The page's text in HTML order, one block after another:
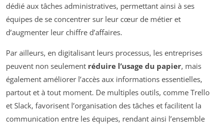
dédié aux tâches administratives, permettant ainsi à ses
équipes de se concentrer sur leur cœur de métier et
d’augmenter leur chiffre d’affaires.
Par ailleurs, en digitalisant leurs processus, les entreprises
peuvent non seulement réduire l’usage du papier, mais
également améliorer l’accès aux informations essentielles,
partout et à tout moment. De multiples outils, comme Trello
et Slack, favorisent l’organisation des tâches et facilitent la
communication entre les équipes, rendant ainsi l’ensemble